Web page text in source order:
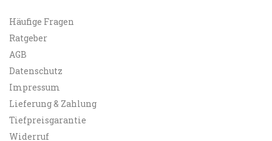
Häufige Fragen
Ratgeber
AGB
Datenschutz
Impressum
Lieferung & Zahlung
Tiefpreisgarantie
Widerruf